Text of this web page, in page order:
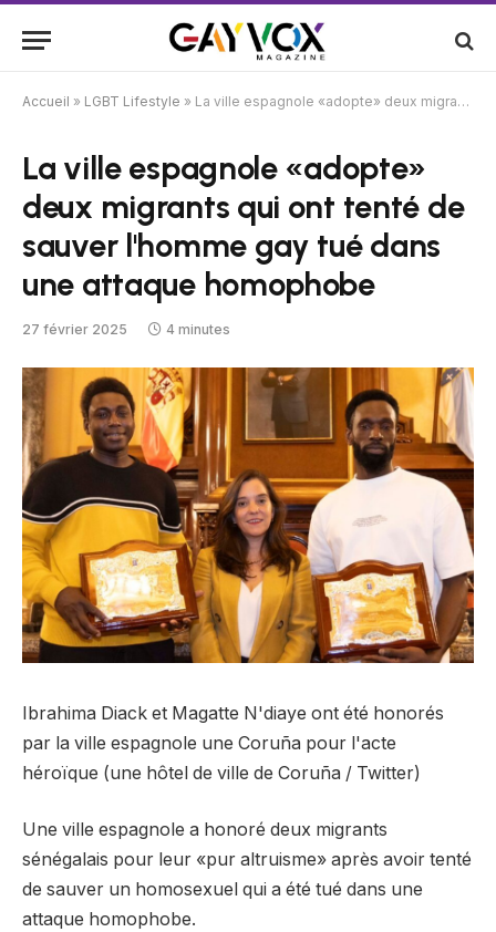
Accueil » LGBT Lifestyle » La ville espagnole «adopte» deux migrants qui ont tenté de sauver l'homme gay tué dans une attaque homophobe
La ville espagnole «adopte»
deux migrants qui ont tenté de
sauver l'homme gay tué dans
une attaque homophobe
27 février 2025 4 minutes
Ibrahima Diack et Magatte N'diaye ont été honorés
par la ville espagnole une Coruña pour l'acte
héroïque (une hôtel de ville de Coruña / Twitter)
Une ville espagnole a honoré deux migrants
sénégalais pour leur «pur altruisme» après avoir tenté
de sauver un homosexuel qui a été tué dans une
attaque homophobe.